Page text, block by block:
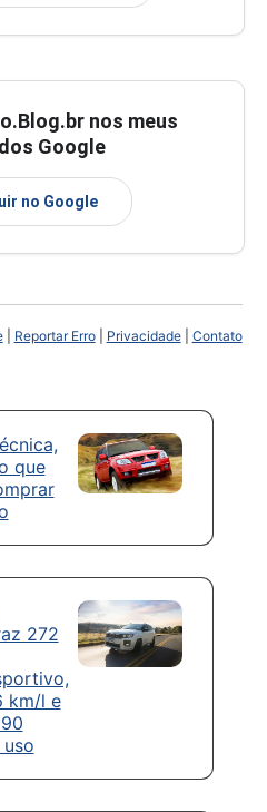
nos meus
Google
no Google
| Reportar Erro| Privacidade| Contato
que
272
km/l e